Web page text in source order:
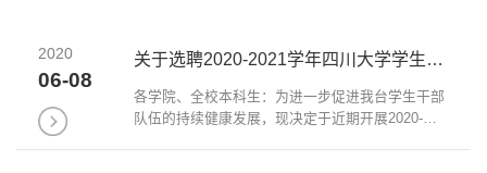
2020
06-08
关于选聘2020-2021学年四川大学学生电视台主要学生干部的通知
各学院、全校本科生：为进一步促进我台学生干部
队伍的持续健康发展，现决定于近期开展2020-